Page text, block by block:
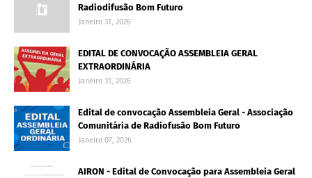
Radiodifusão Bom Futuro
Janeiro 31, 2026
EDITAL DE CONVOCAÇÃO ASSEMBLEIA GERAL
EXTRAORDINÁRIA
Janeiro 31, 2026
Edital de convocação Assembleia Geral - Associação
Comunitária de Radiofusão Bom Futuro
Janeiro 07, 2026
AIRON - Edital de Convocação para Assembleia Geral